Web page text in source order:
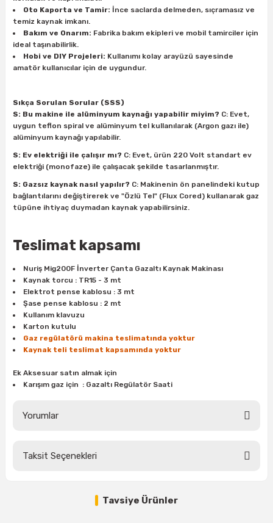
Oto Kaporta ve Tamir: İnce saclarda delmeden, sıçramasız ve
temiz kaynak imkanı.
Bakım ve Onarım: Fabrika bakım ekipleri ve mobil tamirciler için
ideal taşınabilirlik.
Hobi ve DIY Projeleri: Kullanımı kolay arayüzü sayesinde
amatör kullanıcılar için de uygundur.
Sıkça Sorulan Sorular (SSS)
S: Bu makine ile alüminyum kaynağı yapabilir miyim? C: Evet,
uygun teflon spiral ve alüminyum tel kullanılarak (Argon gazı ile)
alüminyum kaynağı yapılabilir.
S: Ev elektriği ile çalışır mı? C: Evet, ürün 220 Volt standart ev
elektriği (monofaze) ile çalışacak şekilde tasarlanmıştır.
S: Gazsız kaynak nasıl yapılır? C: Makinenin ön panelindeki kutup
bağlantılarını değiştirerek ve "Özlü Tel" (Flux Cored) kullanarak gaz
tüpüne ihtiyaç duymadan kaynak yapabilirsiniz.
Teslimat kapsamı
Nuriş Mig200F İnverter Çanta Gazaltı Kaynak Makinası
Kaynak torcu : TR15 - 3 mt
Elektrot pense kablosu : 3 mt
Şase pense kablosu : 2 mt
Kullanım klavuzu
Karton kutulu
Gaz regülatörü makina teslimatında yoktur
Kaynak teli teslimat kapsamında yoktur
Ek Aksesuar satın almak için
Karışım gaz için : Gazaltı Regülatör Saati
Yorumlar
Yorum Yaz
Taksit Seçenekleri
Tavsiye Ürünler